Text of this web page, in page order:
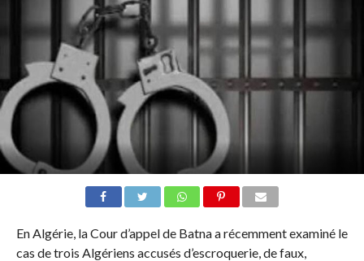
En Algérie, la Cour d’appel de Batna a récemment examiné le
cas de trois Algériens accusés d’escroquerie, de faux,